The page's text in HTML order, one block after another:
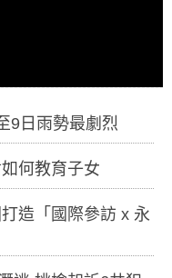
9日雨勢最劇烈
何教育子女
造「國際參訪 x 永